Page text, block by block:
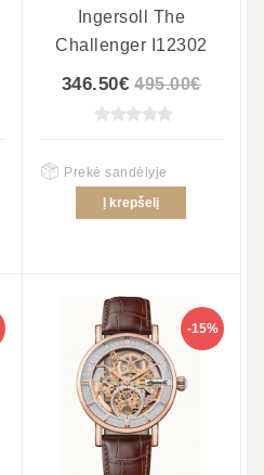
Ingersoll The
Challenger I12302
346.50€ 495.00€
Prekė sandėlyje
Į krepšelį
-15%